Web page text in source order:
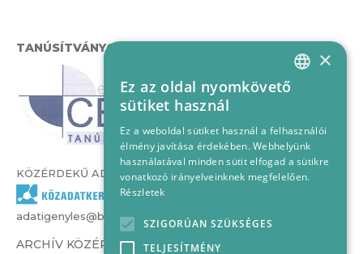
TANÚSÍTVÁNYOK
KÖZÉRDEKŰ ADATOK
adatigenyles@bvcs.hu
ARCHÍV KÖZÉRDEKŰ ADATOK –
HUNGARIAN
×
Ez az oldal nyomkövető
sütiket használ
Ez a weboldal sütiket használ a felhasználói
élmény javítása érdekében. Webhelyünk
használatával minden sütit elfogad a sütikre
vonatkozó irányelveinknek megfelelően.
Részletek
SZIGORÚAN SZÜKSÉGES
TELJESÍTMÉNY